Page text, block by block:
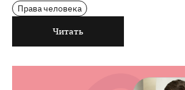
Права человека
Читать